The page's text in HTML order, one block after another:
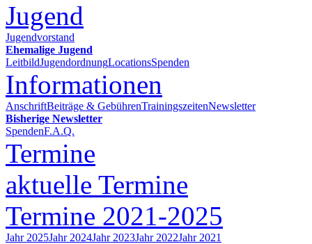
Jugend
Jugendvorstand
Ehemalige Jugend
LeitbildJugendordnungLocationsSpenden
Informationen
AnschriftBeiträge & GebührenTrainingszeitenNewsletter
Bisherige Newsletter
SpendenF.A.Q.
Termine
aktuelle Termine
Termine 2021-2025
Jahr 2025Jahr 2024Jahr 2023Jahr 2022Jahr 2021